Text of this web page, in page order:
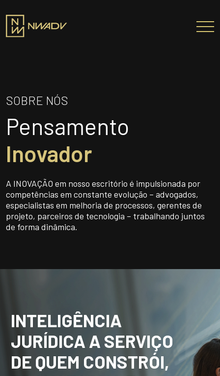
Entregas e Soluções
Prêmios/Reconhecimentos
PROFISSIONAIS
INSTITUTO NELSON WILIANS
ATUAÇÃO INTERNACIONAL
UNIDADES
PORTAL DE CONTEÚDO
Siga-nos
A | A Alto contraste
SOBRE NÓS
Pensamento
Inovador
A INOVAÇÃO em nosso escritório é impulsionada por
competências em constante evolução – advogados,
especialistas em melhoria de processos, gerentes de
projeto, parceiros de tecnologia – trabalhando juntos
de forma dinâmica.
INTELIGÊNCIA
JURÍDICA A SERVIÇO
DE QUEM CONSTRÓI,